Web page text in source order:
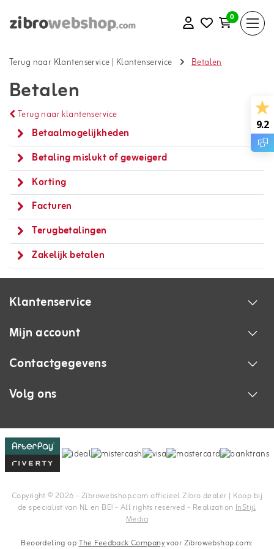
0
Terug naar Klantenservice | Klantenservice Betalen
Betalen
Terug naar klantenservice
Betaalmogelijkheden
Betaling mislukt of geweigerd
Korting
Facturen
Terugbetalingen
Zakelijk betalen
Klantenservice
Mijn account
Contactgegevens
Volg ons
Copyright © 2026 - Zibrowebshop.com officieel Zibro dealer | Koop bij
de specialist van NL en BE! - All rights reserved - Realization InStijl
Media
9.2
Beoordeling opThe Feedback Companyvoor Zibrowebshop.com: